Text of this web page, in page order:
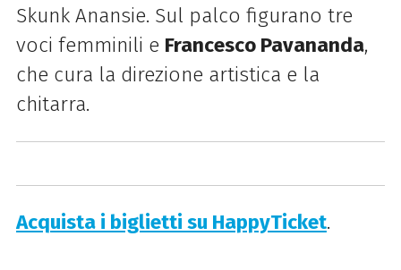
Skunk Anansie. Sul palco figurano tre
voci femminili e Francesco Pavananda,
che cura la direzione artistica e la
chitarra.
Acquista i biglietti su HappyTicket.